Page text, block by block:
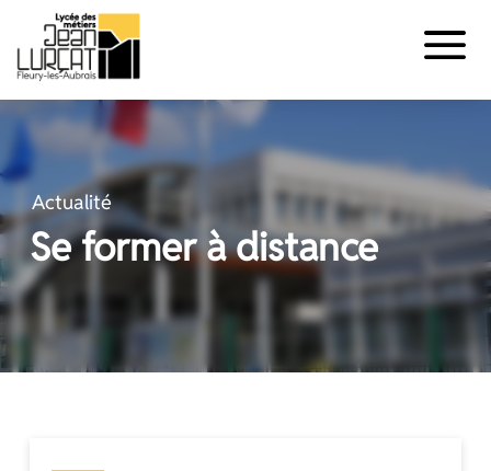
contenu
Actualité
Se former à distance
Panneau de gestion des cookies